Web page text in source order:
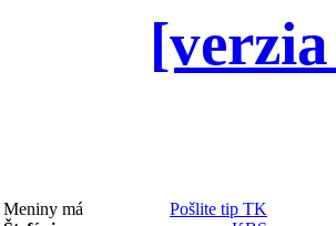
Meniny má
Pošlite tip TK